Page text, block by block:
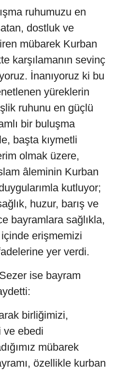
ruhumuzu en
dostluk ve
mübarek Kurban
karşılamanın sevinç
İnanıyoruz ki bu
yüreklerin
ruhunu en güçlü
bir buluşma
başta kıymetli
olmak üzere,
âleminin Kurban
kutluyor;
huzur, barış ve
bayramlara sağlıkla,
erişmemizi
yer verdi.
ise bayram
birliğimizi,
ve ebedi
mübarek
özellikle kurban